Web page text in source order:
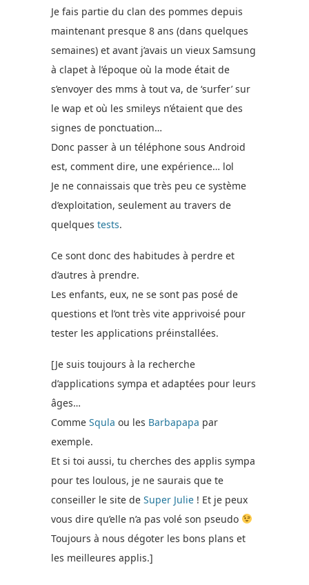
Je fais partie du clan des pommes depuis
maintenant presque 8 ans (dans quelques
semaines) et avant j’avais un vieux Samsung
à clapet à l’époque où la mode était de
s’envoyer des mms à tout va, de ‘surfer’ sur
le wap et où les smileys n’étaient que des
signes de ponctuation…
Donc passer à un téléphone sous Android
est, comment dire, une expérience… lol
Je ne connaissais que très peu ce système
d’exploitation, seulement au travers de
quelques tests.
Ce sont donc des habitudes à perdre et
d’autres à prendre.
Les enfants, eux, ne se sont pas posé de
questions et l’ont très vite apprivoisé pour
tester les applications préinstallées.
[Je suis toujours à la recherche
d’applications sympa et adaptées pour leurs
âges…
Comme Squla ou les Barbapapa par
exemple.
Et si toi aussi, tu cherches des applis sympa
pour tes loulous, je ne saurais que te
conseiller le site de Super Julie ! Et je peux
vous dire qu’elle n’a pas volé son pseudo
Toujours à nous dégoter les bons plans et
les meilleures applis.]